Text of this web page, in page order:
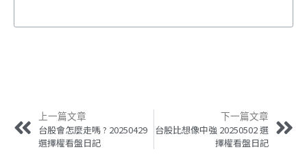
上一篇文章
台股會怎麼走嗎 ? 20250429
選擇權看盤日記
下一篇文章
台股比想像中強 20250502 選
擇權看盤日記